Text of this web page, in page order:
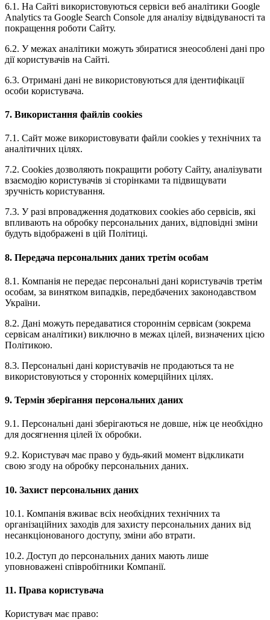
6.1. На Сайті використовуються сервіси веб аналітики Google
Analytics та Google Search Console для аналізу відвідуваності та
покращення роботи Сайту.
6.2. У межах аналітики можуть збиратися знеособлені дані про
дії користувачів на Сайті.
6.3. Отримані дані не використовуються для ідентифікації
особи користувача.
7. Використання файлів cookies
7.1. Сайт може використовувати файли cookies у технічних та
аналітичних цілях.
7.2. Cookies дозволяють покращити роботу Сайту, аналізувати
взаємодію користувачів зі сторінками та підвищувати
зручність користування.
7.3. У разі впровадження додаткових cookies або сервісів, які
впливають на обробку персональних даних, відповідні зміни
будуть відображені в цій Політиці.
8. Передача персональних даних третім особам
8.1. Компанія не передає персональні дані користувачів третім
особам, за винятком випадків, передбачених законодавством
України.
8.2. Дані можуть передаватися стороннім сервісам (зокрема
сервісам аналітики) виключно в межах цілей, визначених цією
Політикою.
8.3. Персональні дані користувачів не продаються та не
використовуються у сторонніх комерційних цілях.
9. Термін зберігання персональних даних
9.1. Персональні дані зберігаються не довше, ніж це необхідно
для досягнення цілей їх обробки.
9.2. Користувач має право у будь-який момент відкликати
свою згоду на обробку персональних даних.
10. Захист персональних даних
10.1. Компанія вживає всіх необхідних технічних та
організаційних заходів для захисту персональних даних від
несанкціонованого доступу, зміни або втрати.
10.2. Доступ до персональних даних мають лише
уповноважені співробітники Компанії.
11. Права користувача
Користувач має право: